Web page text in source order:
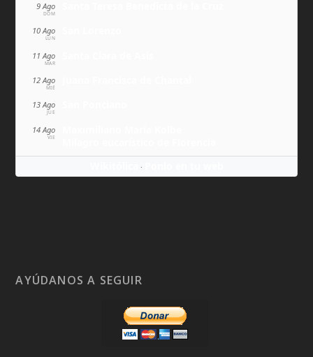
9 Ago
DOM
10 Ago
LUN
11 Ago
MAR
12 Ago
MIÉ
13 Ago
JUE
14 Ago
VIE
·
AYÚDANOS A SEGUIR